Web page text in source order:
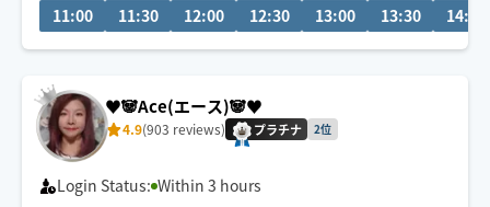
🕒ご希望のお時間がございましたら、お気軽にチャット
👶お子様ご一緒🉑
🐶🐱わんちゃん猫ちゃん🉑
11:00 11:30 12:00 12:30 13:00 13:30 14:00
♥️🐼Ace(エース)🐼♥️
4.9(903 reviews) プラチナ 2位
Login Status: Within 3 hours